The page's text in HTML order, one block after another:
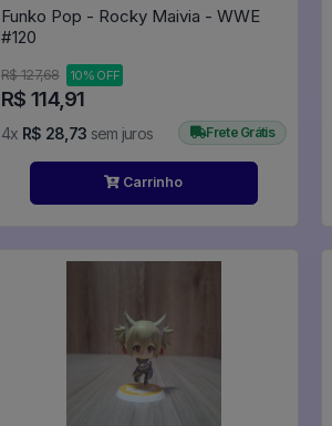
Funko Pop - Rocky Maivia - WWE
#120
R$ 127,68 10% OFF
R$ 114,91
4x R$ 28,73 sem juros Frete Grátis
Carrinho